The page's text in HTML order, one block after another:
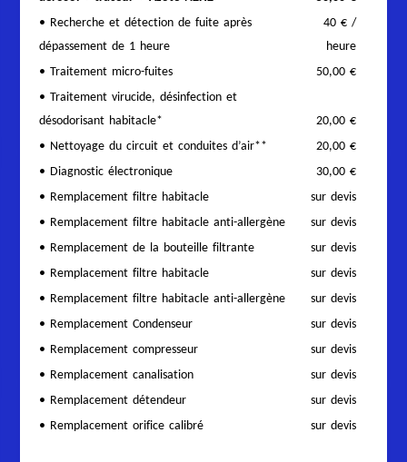
• Recherche et détection de fuite après
dépassement de 1 heure
40 € /
heure
• Traitement micro-fuites
50,00 €
• Traitement virucide, désinfection et
désodorisant habitacle*
20,00 €
• Nettoyage du circuit et conduites d’air**
20,00 €
• Diagnostic électronique
30,00 €
• Remplacement filtre habitacle
sur devis
• Remplacement filtre habitacle anti-allergène
sur devis
• Remplacement de la bouteille filtrante
sur devis
• Remplacement filtre habitacle
sur devis
• Remplacement filtre habitacle anti-allergène
sur devis
• Remplacement Condenseur
sur devis
• Remplacement compresseur
sur devis
• Remplacement canalisation
sur devis
• Remplacement détendeur
sur devis
• Remplacement orifice calibré
sur devis